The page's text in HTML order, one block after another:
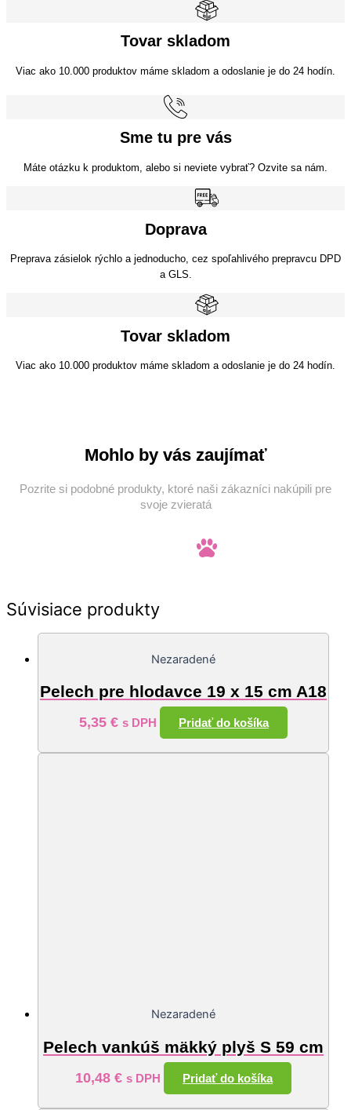
Tovar skladom
Viac ako 10.000 produktov máme skladom a odoslanie je do 24 hodín.
Sme tu pre vás
Máte otázku k produktom, alebo si neviete vybrať? Ozvite sa nám.
Doprava
Preprava zásielok rýchlo a jednoducho, cez spoľahlivého prepravcu DPD
a GLS.
Tovar skladom
Viac ako 10.000 produktov máme skladom a odoslanie je do 24 hodín.
Mohlo by vás zaujímať
Pozrite si podobné produkty, ktoré naši zákazníci nakúpili pre
svoje zvieratá
Súvisiace produkty
Nezaradené
Pelech pre hlodavce 19 x 15 cm A18
5,35 € s DPH Pridať do košíka
Nezaradené
Pelech vankúš mäkký plyš S 59 cm
10,48 € s DPH Pridať do košíka